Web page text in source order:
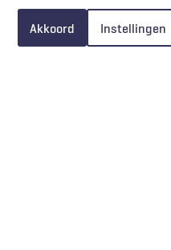
Akkoord Instellingen